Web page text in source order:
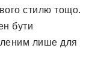
стилю тощо.
бути
лише для